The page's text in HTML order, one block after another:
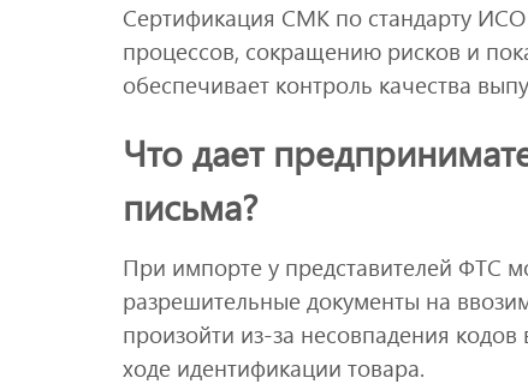
Сертификация СМК по стандарту ИСО
процессов, сокращению рисков и
обеспечивает контроль качества
Что дает
письма?
При импорте у представителей ФТС
разрешительные документы на
произойти из-за несовпадения
ходе идентификации товара.